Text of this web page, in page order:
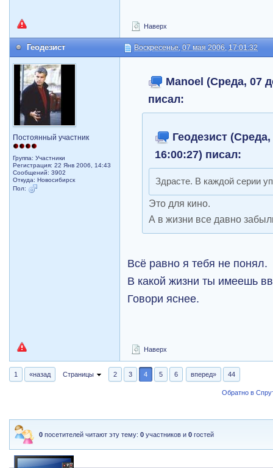
Наверх
Геодезист Воскресенье, 07 мая 2006, 17:01:32
Постоянный участник
Группа: Участники
Регистрация: 22 Янв 2006, 14:43
Сообщений: 3902
Откуда: Новосибирск
Пол:
Manoel (Среда, 07
писал:
Геодезист
16:00:27) писал:
Здрасте. В каждой серии
Это для кино.
А в жизни все давно
Всё равно я тебя не понял.
В какой жизни ты имеешь
Говори яснее.
Наверх
1 «назад Страницы 2 3 4 5 6 вперед» 44
Обратно в
0 посетителей читают эту тему:0 участников и0 гостей